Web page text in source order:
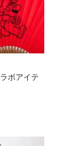
ボアイテ